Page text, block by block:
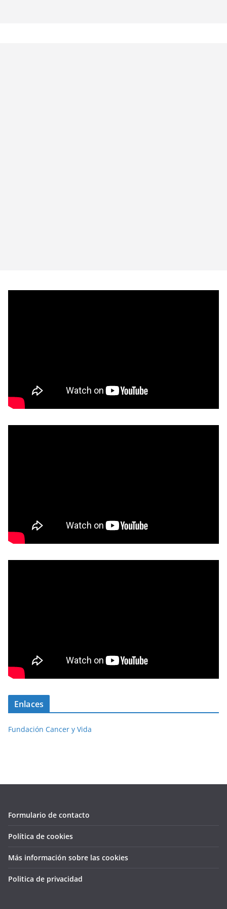
Enlaces
Fundación Cancer y Vida
Formulario de contacto
Política de cookies
Más información sobre las cookies
Politica de privacidad